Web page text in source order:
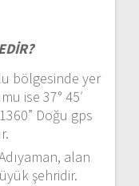
bölgesinde yer
ise 37° 45′
Doğu gps
alan
şehridir.